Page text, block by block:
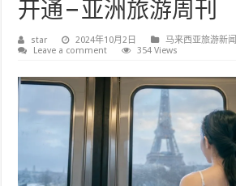
开通 – 亚洲旅游周刊
star 2024年10月2日
马来西亚旅游新闻
Leave a comment
354 Views